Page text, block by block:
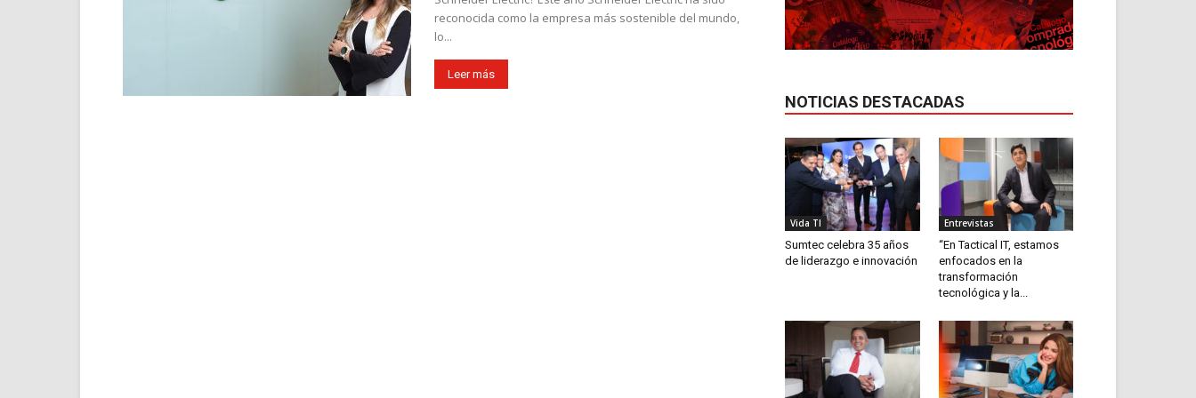
reconocida como la empresa más sostenible del mundo,
lo...
Leer más
NOTICIAS DESTACADAS
Vida TI
Sumtec celebra 35 años
de liderazgo e innovación
Entrevistas
“En Tactical IT, estamos
enfocados en la
transformación
tecnológica y la...